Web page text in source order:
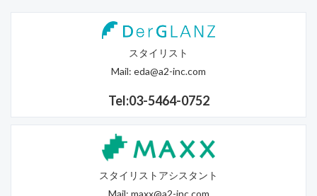
スタイリスト
Mail: eda@a2-inc.com
Tel:03-5464-0752
スタイリストアシスタント
Mail: maxx@a2-inc.com